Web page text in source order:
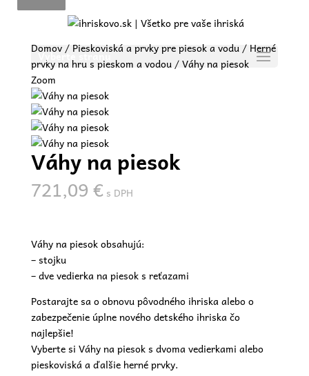
Vyberte stranu
Domov/ Pieskoviská a prvky pre piesok a vodu/ Herné
prvky na hru s pieskom a vodou/ Váhy na piesok
Zoom
Váhy na piesok
721,09€ s DPH
Váhy na piesok obsahujú:
– stojku
– dve vedierka na piesok s reťazami
Postarajte sa o obnovu pôvodného ihriska alebo o
zabezpečenie úplne nového detského ihriska čo
najlepšie!
Vyberte si Váhy na piesok s dvoma vedierkami alebo
pieskoviská a ďalšie herné prvky.